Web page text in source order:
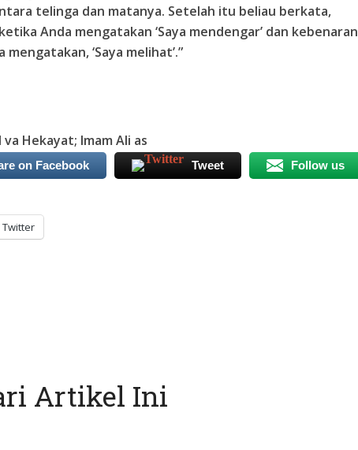
telinga dan matanya. Setelah itu beliau berkata,
Anda mengatakan ‘Saya mendengar’ dan kebenaran
‘Saya melihat’.”
va Hekayat; Imam Ali as
on Facebook Tweet Follow us
Twitter
Artikel Ini